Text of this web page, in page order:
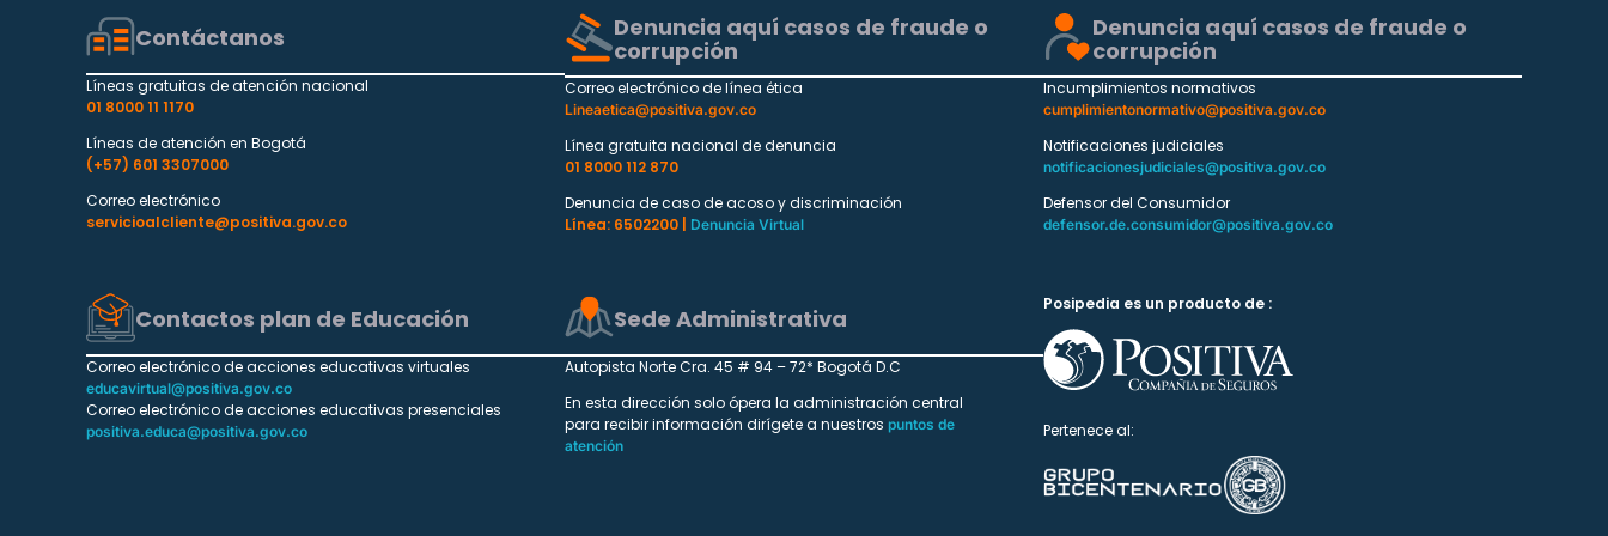
Contáctanos
Líneas gratuitas de atención nacional
01 8000 11 1170
Líneas de atención en Bogotá
(+57) 601 3307000
Correo electrónico
servicioalcliente@positiva.gov.co
Denuncia aquí casos de fraude o
corrupción
Correo electrónico de línea ética
Lineaetica@positiva.gov.co
Línea gratuita nacional de denuncia
01 8000 112 870
Denuncia de caso de acoso y discriminación
Línea: 6502200 |
Denuncia Virtual
Denuncia aquí casos de fraude o
corrupción
Incumplimientos normativos
cumplimientonormativo@positiva.gov.co
Notificaciones judiciales
notificacionesjudiciales@positiva.gov.co
Defensor del Consumidor
defensor.de.consumidor@positiva.gov.co
Contactos plan de Educación
Correo electrónico de acciones educativas virtuales
educavirtual@positiva.gov.co
Correo electrónico de acciones educativas presenciales
positiva.educa@positiva.gov.co
Sede Administrativa
Autopista Norte Cra. 45 # 94 – 72* Bogotá D.C
En esta dirección solo ópera la administración central
para recibir información dirígete a nuestros puntos de
atención
Posipedia es un producto de :
Pertenece al: